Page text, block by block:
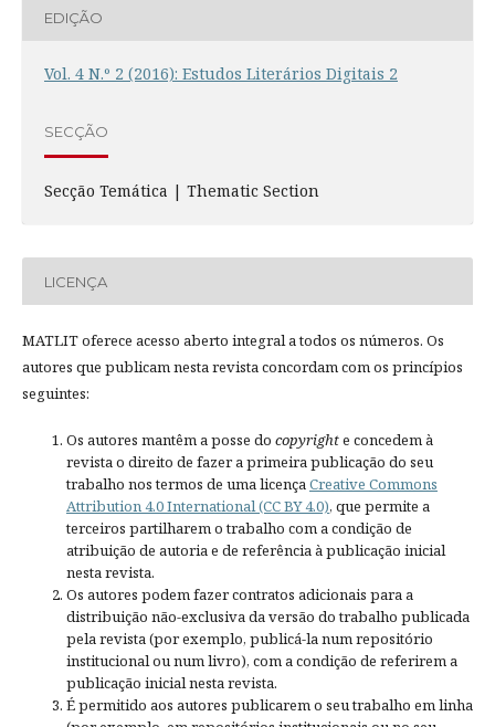
EDIÇÃO
Vol. 4 N.º 2 (2016): Estudos Literários Digitais 2
SECÇÃO
Secção Temática | Thematic Section
LICENÇA
MATLIT oferece acesso aberto integral a todos os números. Os
autores que publicam nesta revista concordam com os princípios
seguintes:
Os autores mantêm a posse do copyrighte concedem à
revista o direito de fazer a primeira publicação do seu
trabalho nos termos de uma licençaCreative Commons
Attribution 4.0 International (CC BY 4.0), que permite a
terceiros partilharem o trabalho com a condição de
atribuição de autoria e de referência à publicação inicial
nesta revista.
Os autores podem fazer contratos adicionais para a
distribuição não-exclusiva da versão do trabalho publicada
pela revista (por exemplo, publicá-la num repositório
institucional ou num livro), com a condição de referirem a
publicação inicial nesta revista.
É permitido aos autores publicarem o seu trabalho em linha